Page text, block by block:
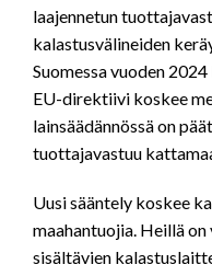
laajennetun
kalastusvälineiden
Suomessa vuoden
EU-direktiivi koskee
lainsäädännössä on
tuottajavastuu
Uusi sääntely koskee
maahantuojia. Heillä
sisältävien